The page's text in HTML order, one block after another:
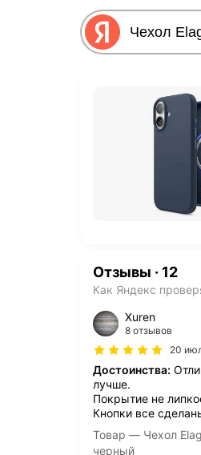
Отзывы · 12
Как Яндекс
Xuren
8 отзывов
20
Достоинства:
лучше.
Покрытие не
Кнопки все
Товар — Чехол
черный